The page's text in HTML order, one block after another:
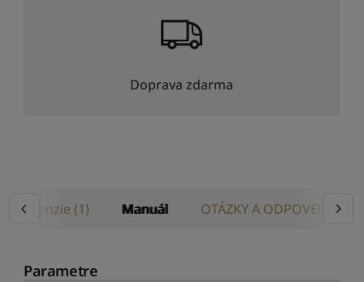
Doprava zdarma
Recenzie (1) Manuál OTÁZKY A ODPOVEDE
Parametre